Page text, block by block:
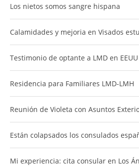
Los nietos somos sangre hispana
Calamidades y mejoria en Visados
Testimonio de optante a LMD en EEUU
Residencia para Familiares LMD-LMH
Reunión de Violeta con Asuntos
Están colapsados los consulados
Mi experiencia: cita consular en Los